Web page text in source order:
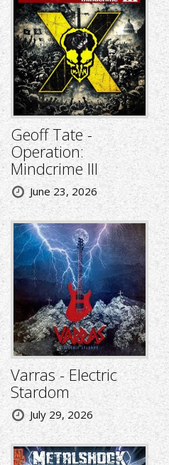
Geoff Tate -
Operation:
Mindcrime III
June 23, 2026
Varras - Electric
Stardom
July 29, 2026